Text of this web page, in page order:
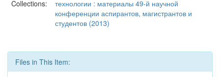
Collections:
технологии : материалы 49-й научной
конференции аспирантов, магистрантов и
студентов (2013)
Files in This Item: